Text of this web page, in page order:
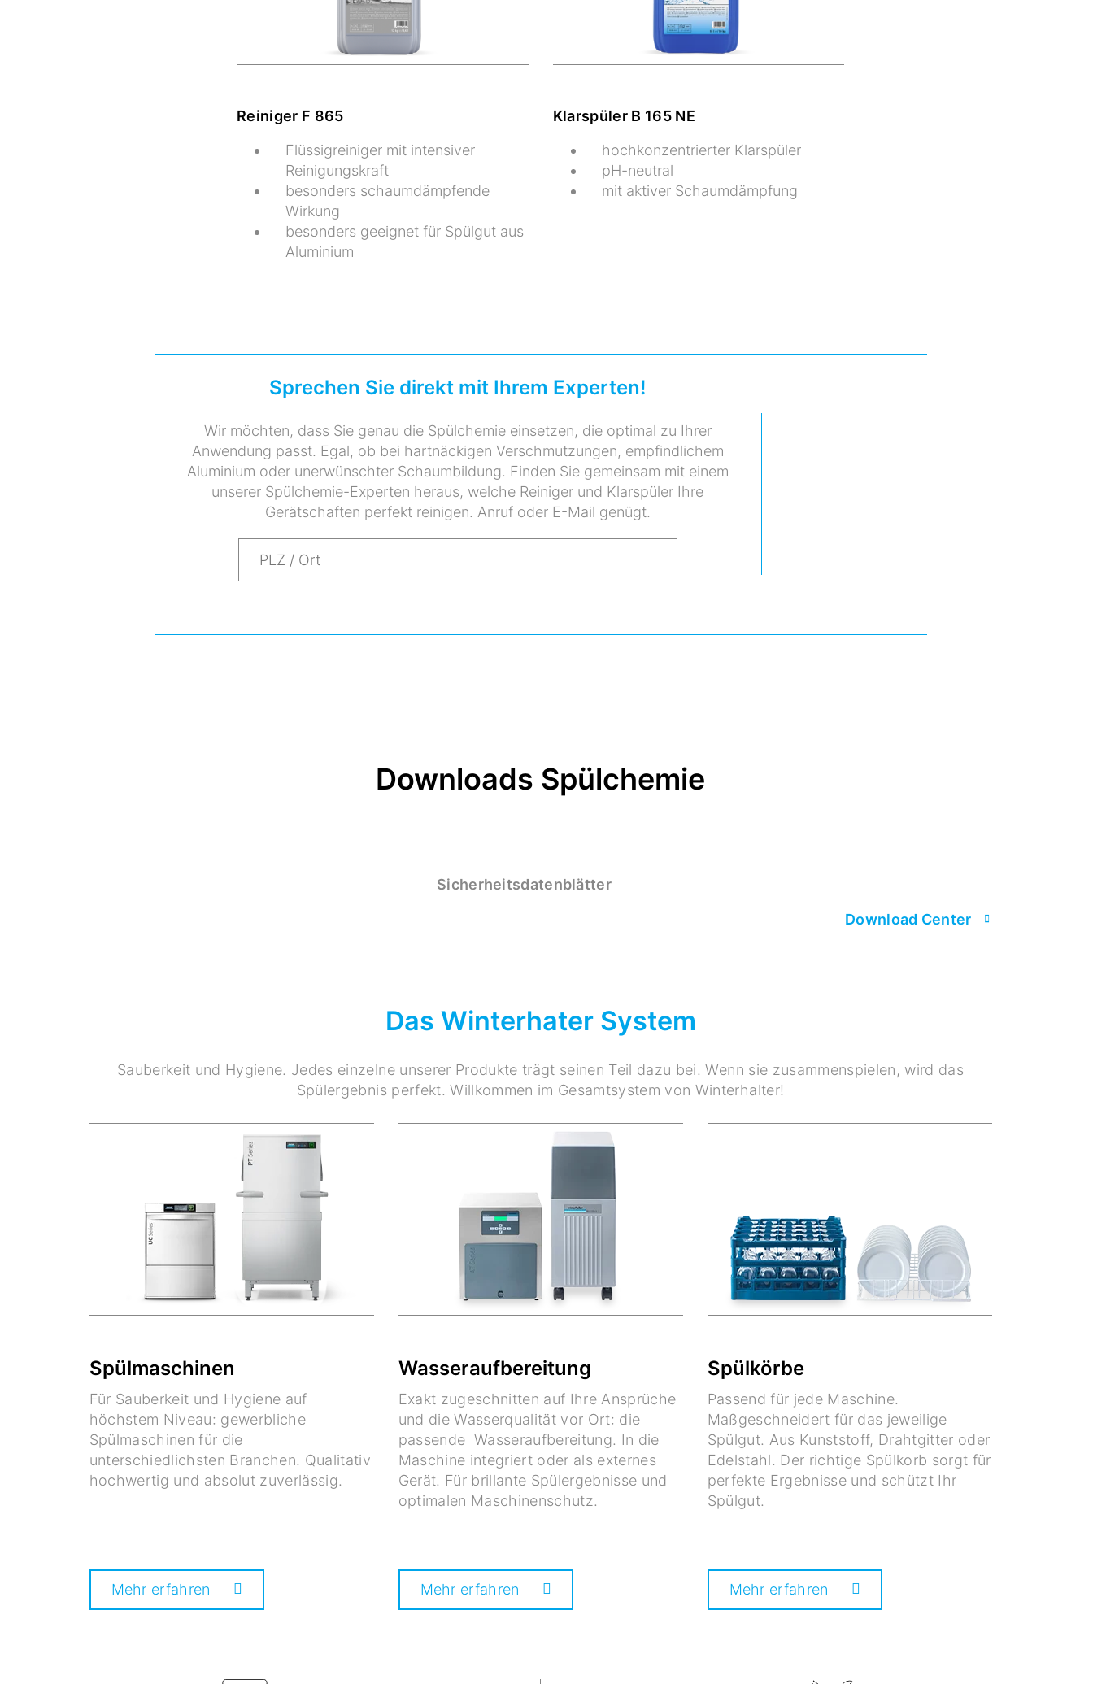
Reiniger F 865
Flüssigreiniger mit intensiver
Reinigungskraft
besonders schaumdämpfende
Wirkung
besonders geeignet für Spülgut aus
Aluminium
Klarspüler B 165 NE
hochkonzentrierter Klarspüler
pH-neutral
mit aktiver Schaumdämpfung
Sprechen Sie direkt mit Ihrem Experten!
Wir möchten, dass Sie genau die Spülchemie einsetzen, die optimal zu Ihrer
Anwendung passt. Egal, ob bei hartnäckigen Verschmutzungen, empfindlichem
Aluminium oder unerwünschter Schaumbildung. Finden Sie gemeinsam mit einem
unserer Spülchemie-Experten heraus, welche Reiniger und Klarspüler Ihre
Gerätschaften perfekt reinigen. Anruf oder E-Mail genügt.
Downloads Spülchemie
Sicherheitsdatenblätter
Download Center
Das Winterhater System
Sauberkeit und Hygiene. Jedes einzelne unserer Produkte trägt seinen Teil dazu bei. Wenn sie zusammenspielen, wird das
Spülergebnis perfekt. Willkommen im Gesamtsystem von Winterhalter!
Spülmaschinen
Für Sauberkeit und Hygiene auf
höchstem Niveau: gewerbliche
Spülmaschinen für die
unterschiedlichsten Branchen. Qualitativ
hochwertig und absolut zuverlässig.
Mehr erfahren
Wasseraufbereitung
Exakt zugeschnitten auf Ihre Ansprüche
und die Wasserqualität vor Ort: die
passende Wasseraufbereitung. In die
Maschine integriert oder als externes
Gerät. Für brillante Spülergebnisse und
optimalen Maschinenschutz.
Mehr erfahren
Spülkörbe
Passend für jede Maschine.
Maßgeschneidert für das jeweilige
Spülgut. Aus Kunststoff, Drahtgitter oder
Edelstahl. Der richtige Spülkorb sorgt für
perfekte Ergebnisse und schützt Ihr
Spülgut.
Mehr erfahren